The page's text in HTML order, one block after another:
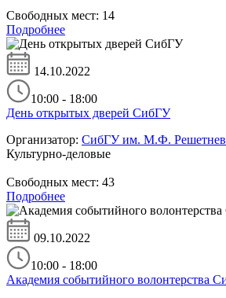
Свободных мест: 14
Подробнее
14.10.2022
10:00 - 18:00
День открытых дверей СибГУ
Организатор: СибГУ им. М.Ф.
Культурно-деловые
Свободных мест: 43
Подробнее
09.10.2022
10:00 - 18:00
Академия событийного волонтерства